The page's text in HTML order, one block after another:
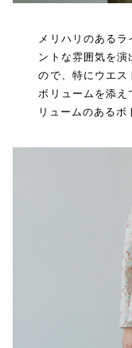
メリハリのある
ントな雰囲気を
ので、特にウエス
ボリュームを添
リュームのあるボ